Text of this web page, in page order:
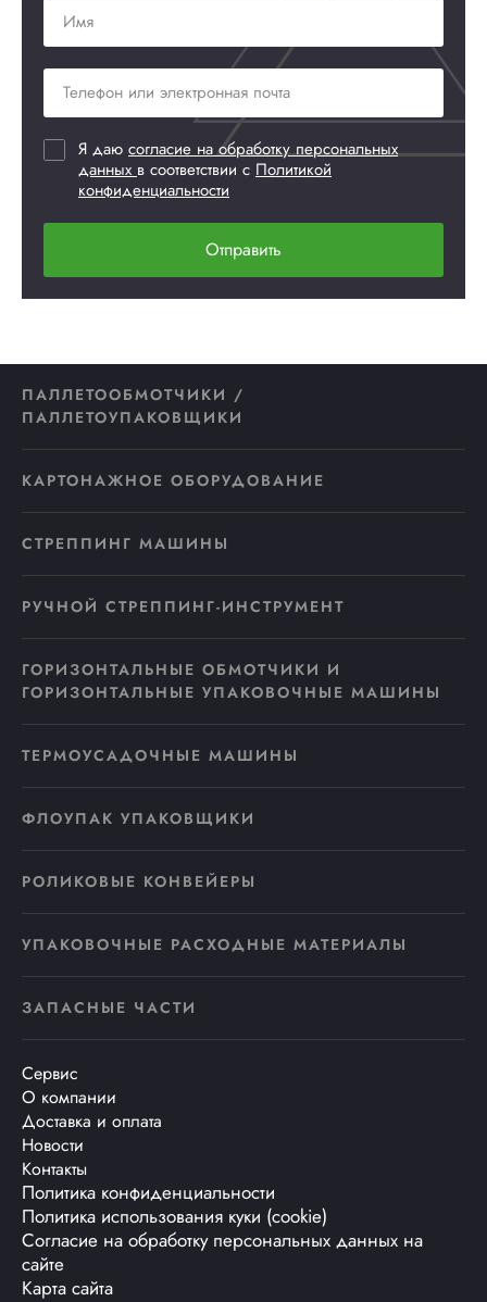
Я даю согласие на обработку персональных
данных в соответствии с Политикой
конфиденциальности
Отправить
ПАЛЛЕТООБМОТЧИКИ /
ПАЛЛЕТОУПАКОВЩИКИ
КАРТОНАЖНОЕ ОБОРУДОВАНИЕ
СТРЕППИНГ МАШИНЫ
РУЧНОЙ СТРЕППИНГ-ИНСТРУМЕНТ
ГОРИЗОНТАЛЬНЫЕ ОБМОТЧИКИ И
ГОРИЗОНТАЛЬНЫЕ УПАКОВОЧНЫЕ МАШИНЫ
ТЕРМОУСАДОЧНЫЕ МАШИНЫ
ФЛОУПАК УПАКОВЩИКИ
РОЛИКОВЫЕ КОНВЕЙЕРЫ
УПАКОВОЧНЫЕ РАСХОДНЫЕ МАТЕРИАЛЫ
ЗАПАСНЫЕ ЧАСТИ
Сервис
О компании
Доставка и оплата
Новости
Контакты
Политика конфиденциальности
Политика использования куки (cookie)
Согласие на обработку персональных данных на
сайте
Карта сайта